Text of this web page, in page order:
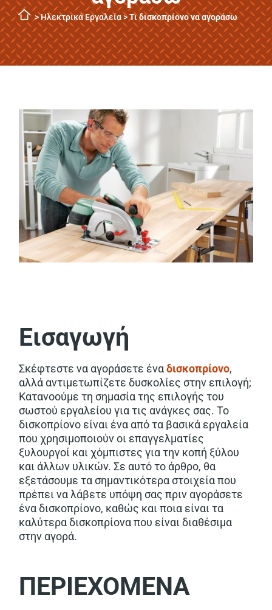
>Ηλεκτρικά Εργαλεία>Τι δισκοπρίονο να αγοράσω
Εισαγωγή
Σκέφτεστε να αγοράσετε έναδισκοπρίονο,
αλλά αντιμετωπίζετε δυσκολίες στην επιλογή;
Κατανοούμε τη σημασία της επιλογής του
σωστού εργαλείου για τις ανάγκες σας. Το
δισκοπρίονο είναι ένα από τα βασικά εργαλεία
που χρησιμοποιούν οι επαγγελματίες
ξυλουργοί και χόμπιστες για την κοπή ξύλου
και άλλων υλικών. Σε αυτό το άρθρο, θα
εξετάσουμε τα σημαντικότερα στοιχεία που
πρέπει να λάβετε υπόψη σας πριν αγοράσετε
ένα δισκοπρίονο, καθώς και ποια είναι τα
καλύτερα δισκοπρίονα που είναι διαθέσιμα
στην αγορά.
ΠΕΡΙΕΧΟΜΕΝΑ